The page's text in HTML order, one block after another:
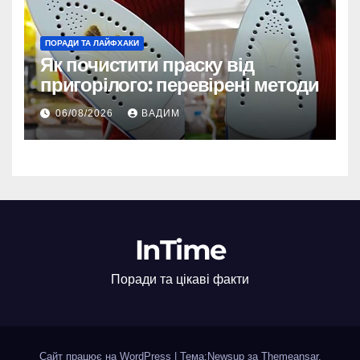
ПОРАДИ ТА ЛАЙФХАКИ
Як почистити праску від
пригорілого: перевірені методи
06/08/2026 ВАДИМ
InTime
Поради та цікаві факти
Сайт працює на WordPress | Тема:Newsup за Themeansar.